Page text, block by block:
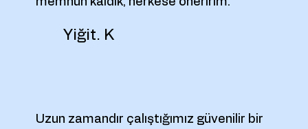
Yiğit. K
Uzun zamandır çalıştığımız güvenilir bir